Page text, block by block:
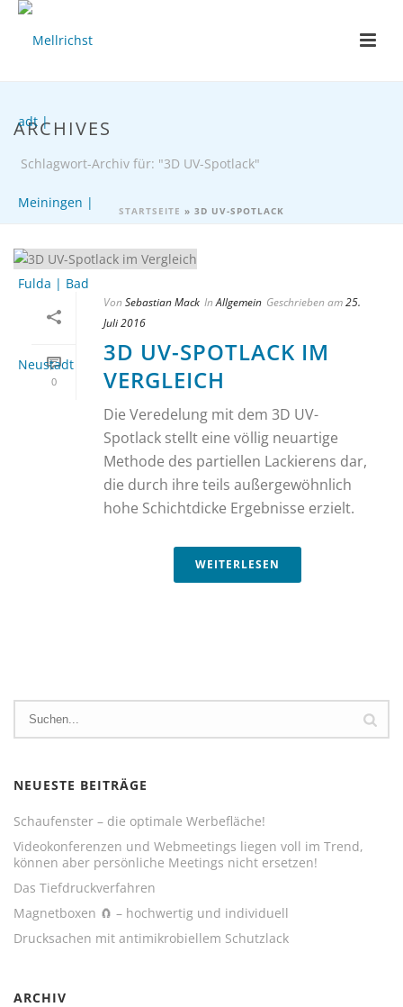
ARCHIVES
Schlagwort-Archiv für: "3D UV-Spotlack"
STARTSEITE » 3D UV-SPOTLACK
0
Von Sebastian Mack InAllgemein Geschrieben am25.
Juli 2016
3D UV-SPOTLACK IM
VERGLEICH
Die Veredelung mit dem 3D UV-
Spotlack stellt eine völlig neuartige
Methode des partiellen Lackierens dar,
die durch ihre teils außergewöhnlich
hohe Schichtdicke Ergebnisse erzielt.
WEITERLESEN
NEUESTE BEITRÄGE
Schaufenster – die optimale Werbefläche!
Videokonferenzen und Webmeetings liegen voll im Trend,
können aber persönliche Meetings nicht ersetzen!
Das Tiefdruckverfahren
Magnetboxen 🧲 – hochwertig und individuell
Drucksachen mit antimikrobiellem Schutzlack
ARCHIV